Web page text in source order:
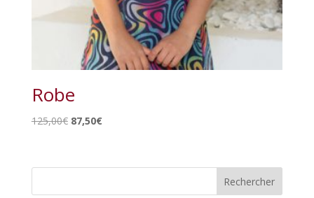
Robe
125,00€ Le
était :
87,50€Le
est :